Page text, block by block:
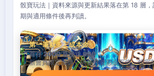
骰寶玩法｜資料來源與更新結果落在第 18 層，
期與適用條件後再判讀。
第一筆就多三成本金
首存 2000 直接送 699
新會員限定加碼，碼量只要彩金五倍，領完